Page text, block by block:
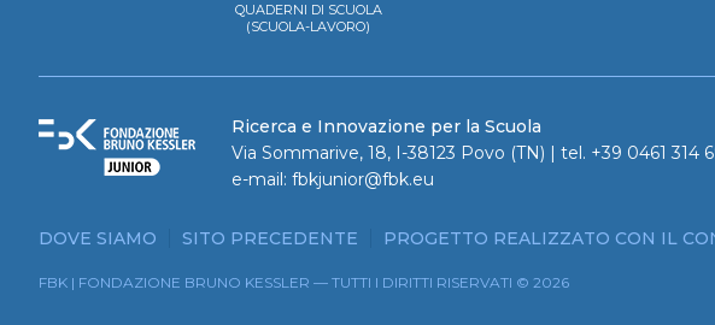
QUADERNI DI SCUOLA
(SCUOLA-LAVORO)
Ricerca e Innovazione per la Scuola
Via Sommarive, 18, I-38123 Povo (TN) | tel. +39 0461 314
e-mail: fbkjunior@fbk.eu
DOVE SIAMO SITO PRECEDENTE PROGETTO REALIZZATO CON IL
FBK | FONDAZIONE BRUNO KESSLER — TUTTI I DIRITTI RISERVATI © 2026